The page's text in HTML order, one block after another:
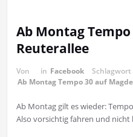
Ab Montag
Reuterallee
Von in Facebook
Schlagwort
Ab Montag Tempo 30 auf
Ab Montag gilt es wieder:
Also vorsichtig fahren und nicht